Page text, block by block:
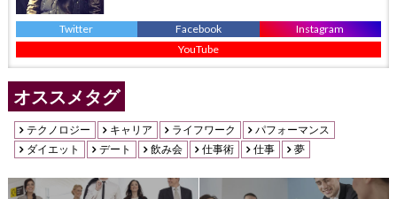
Twitter Facebook
Instagram
YouTube
オススメタグ
テクノロジー キャリア ライフワーク
パフォーマンス
ダイエット
デート 飲み会 仕事術 仕事 夢